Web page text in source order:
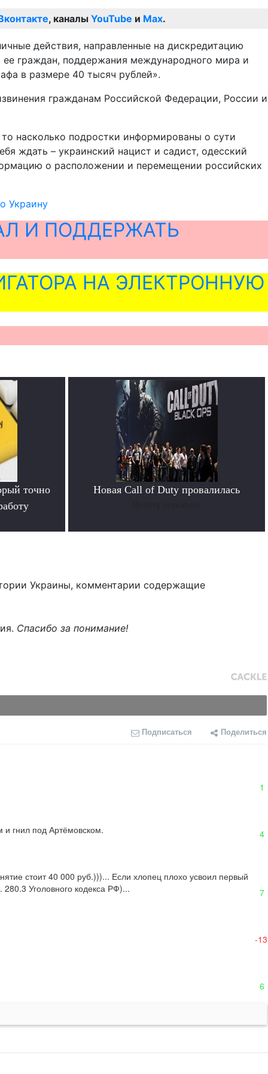
, каналы YouTube и Max.
действия, направленные на дискредитацию
граждан, поддержания международного мира и
в размере 40 тысяч рублей».
гражданам Российской Федерации, России и
насколько подростки информированы о сути
ждать – украинский нацист и садист, одесский
о расположении и перемещении российских
Украину
И ПОДДЕРЖАТЬ
НА ЭЛЕКТРОННУЮ
точно
Новая Call of Duty провалилась
Украины, комментарии содержащие
Спасибо за понимание!
Подписаться Поделиться
1
гнил под Артёмовском. 4
стоит 40 000 руб.)))... Если хлопец плохо усвоил первый
280.3 Уголовного кодекса РФ)...
7
-13
6